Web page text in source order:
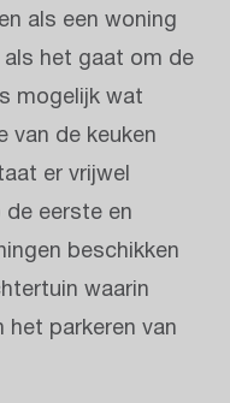
als een woning
het gaat om de
mogelijk wat
van de keuken
er vrijwel
eerste en
beschikken
waarin
parkeren van